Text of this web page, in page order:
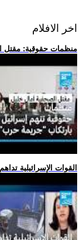
اخر الافلام
.. منظمات حقوقية: مقتل
.. القوات الإسرائيلية